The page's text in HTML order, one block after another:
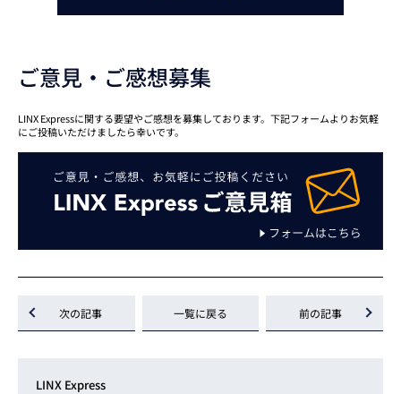
ご意見・ご感想募集
LINX Expressに関する要望やご感想を募集しております。下記フォームよりお気軽
にご投稿いただけましたら幸いです。
次の記事 一覧に戻る 前の記事
LINX Express